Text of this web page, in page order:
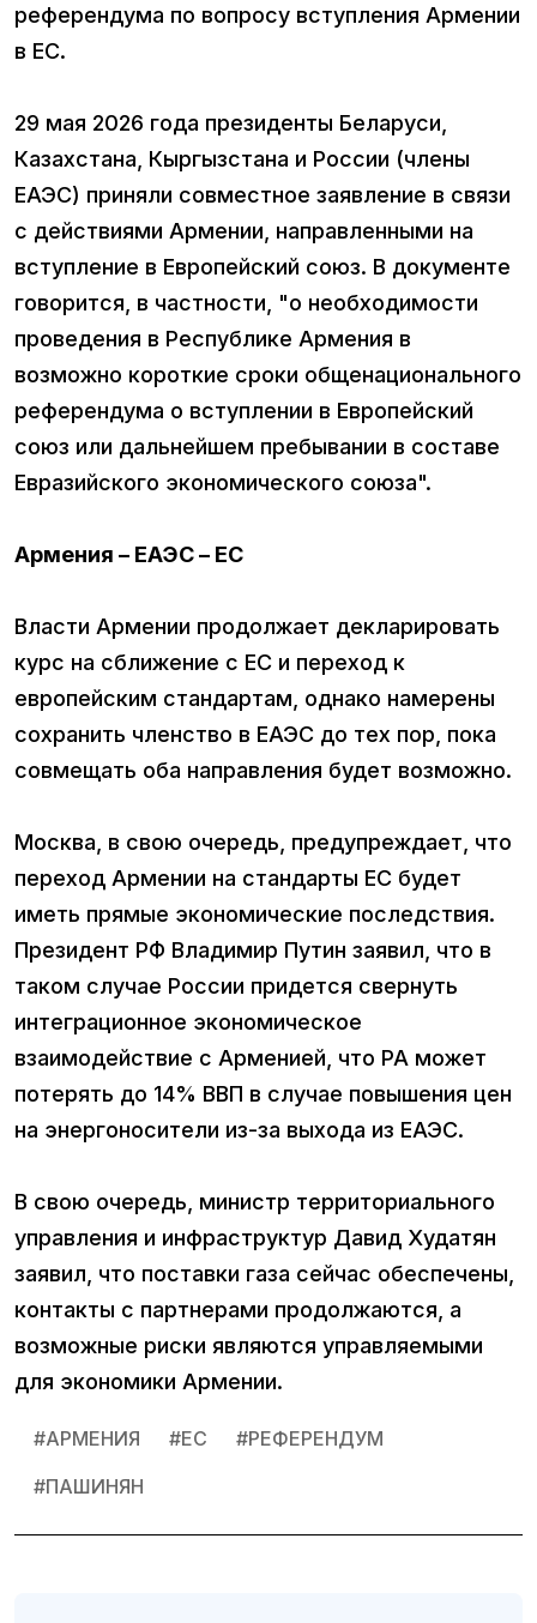
референдума по вопросу вступления Армении
в ЕС.
29 мая 2026 года президенты Беларуси,
Казахстана, Кыргызстана и России (члены
ЕАЭС) приняли совместное заявление в связи
с действиями Армении, направленными на
вступление в Европейский союз. В документе
говорится, в частности, "о необходимости
проведения в Республике Армения в
возможно короткие сроки общенационального
референдума о вступлении в Европейский
союз или дальнейшем пребывании в составе
Евразийского экономического союза".
Армения – ЕАЭС – ЕС
Власти Армении продолжает декларировать
курс на сближение с ЕС и переход к
европейским стандартам, однако намерены
сохранить членство в ЕАЭС до тех пор, пока
совмещать оба направления будет возможно.
Москва, в свою очередь, предупреждает, что
переход Армении на стандарты ЕС будет
иметь прямые экономические последствия.
Президент РФ Владимир Путин заявил, что в
таком случае России придется свернуть
интеграционное экономическое
взаимодействие с Арменией, что РА может
потерять до 14% ВВП в случае повышения цен
на энергоносители из-за выхода из ЕАЭС.
В свою очередь, министр территориального
управления и инфраструктур Давид Худатян
заявил, что поставки газа сейчас обеспечены,
контакты с партнерами продолжаются, а
возможные риски являются управляемыми
для экономики Армении.
#АРМЕНИЯ #ЕС #РЕФЕРЕНДУМ
#ПАШИНЯН